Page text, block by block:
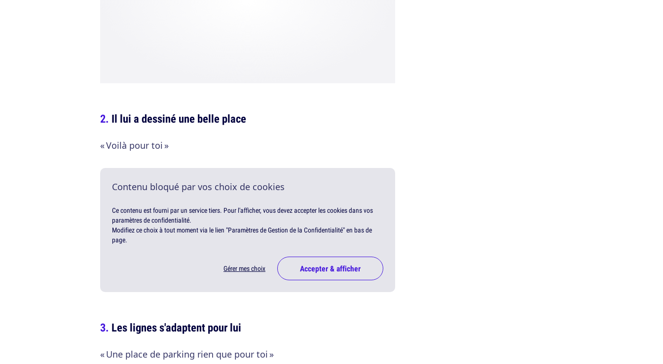
Il lui a dessiné une belle place
« Voilà pour toi »
Contenu bloqué par vos choix de cookies
Ce contenu est fourni par un service tiers. Pour l'afficher, vous devez accepter les cookies dans vos
paramètres de confidentialité.
Modifiez ce choix à tout moment via le lien "Paramètres de Gestion de la Confidentialité" en bas de
page.
Gérer mes choix Accepter & afficher
Les lignes s'adaptent pour lui
« Une place de parking rien que pour toi »